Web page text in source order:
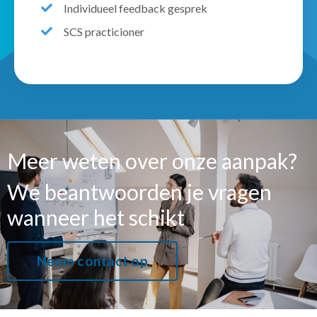
Individueel feedback gesprek
SCS practicioner
Meer weten over onze aanpak?
We beantwoorden je vragen
wanneer het schikt
Neem contact op